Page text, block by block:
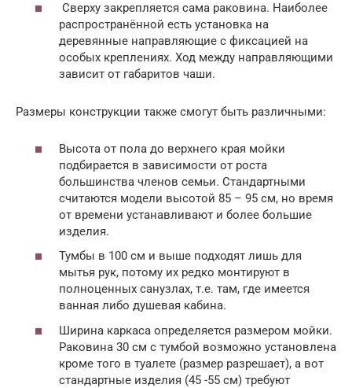
Сверху закрепляется сама раковина. Наиболее
распространённой есть установка на
деревянные направляющие с фиксацией на
особых креплениях. Ход между направляющими
зависит от габаритов чаши.
Размеры конструкции также смогут быть различными:
Высота от пола до верхнего края мойки
подбирается в зависимости от роста
большинства членов семьи. Стандартными
считаются модели высотой 85 – 95 см, но время
от времени устанавливают и более большие
изделия.
Тумбы в 100 см и выше подходят лишь для
мытья рук, потому их редко монтируют в
полноценных санузлах, т.е. там, где имеется
ванная либо душевая кабина.
Ширина каркаса определяется размером мойки.
Раковина 30 см с тумбой возможно установлена
кроме того в туалете (размер разрешает), а вот
стандартные изделия (45 -55 см) требуют